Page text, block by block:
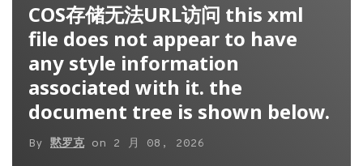
COS存储无法URL访问 this xml
file does not appear to have
any style information
associated with it. the
document tree is shown below.
By 黙罗克 on 2 月 08, 2026